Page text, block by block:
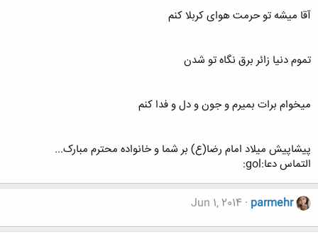
آقا میشه تو حرمت هوای کربلا کنم
تموم دنیا زائر برق نگاه تو شدن
میخوام برات بمیرم و جون و دل و فدا کنم
پیشاپیش میلاد امام رضا(ع) بر شما و خانواده محترم مبارک...
التماس دعا:gol:
parmehr
Jun 1, 2014